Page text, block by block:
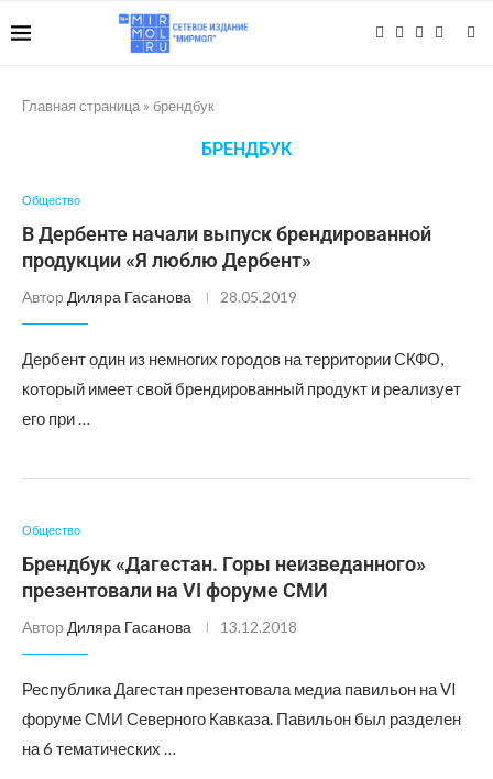
Главная страница » брендбук
БРЕНДБУК
Общество
В Дербенте начали выпуск брендированной
продукции «Я люблю Дербент»
Автор Диляра Гасанова 28.05.2019
Дербент один из немногих городов на территории СКФО,
который имеет свой брендированный продукт и реализует
его при …
Общество
Брендбук «Дагестан. Горы неизведанного»
презентовали на VI форуме СМИ
Автор Диляра Гасанова 13.12.2018
Республика Дагестан презентовала медиа павильон на VI
форуме СМИ Северного Кавказа. Павильон был разделен
на 6 тематических …